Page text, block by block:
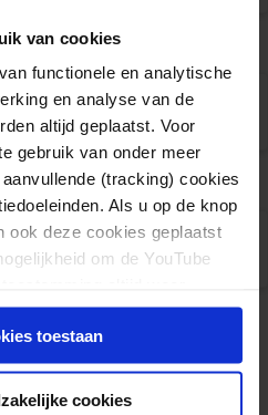
van cookies
functionele en analytische
en analyse van de
altijd geplaatst. Voor
gebruik van onder meer
(tracking) cookies
Als u op de knop
ook deze cookies geplaatst
om de YouTube
toestaan
cookies
statement.